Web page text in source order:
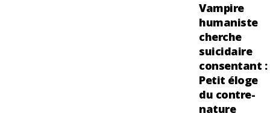
Vampire
humaniste
cherche
suicidaire
consentant :
Petit éloge
du contre-
nature